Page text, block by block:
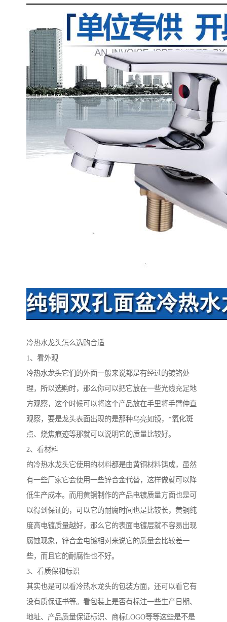
冷热水龙头怎么选购合适
1、看外观
冷热水龙头它们的外面一般来说都是有经过的镀铬处
理，所以选购时，那么你可以把它放在一些光线充足地
方观察，这个时候可以将这个产品放在手里将手臂伸直
观察，要是龙头表面出现的是那种乌亮如镜，*氧化斑
点、烧焦痕迹等那就可以说明它的质量比较好。
2、看材料
的冷热水龙头它使用的材料都是由黄铜材料铸成，虽然
有一些厂家它会使用一些锌合金代替，这样做就可以降
低生产成本。而用黄铜制作的产品电镀质量方面也是可
以得到保证的，可以它的耐腐时间也是比较长，黄铜纯
度高电镀质量越好，那么它的表面电镀层就不容易出现
腐蚀现象，锌合金电镀相对来说它的质量会比较差一
些，而且它的耐腐性也不好。
3、看质保和标识
其实也是可以看冷热水龙头的包装方面，还可以看它有
没有质保证书等。看包装上是否有标注一些生产日期、
地址、产品质量保证标识、商标LOGO等等这些是不是